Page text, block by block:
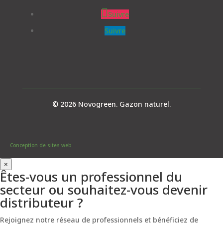
Suivre
Suivre
© 2026 Novogreen. Gazon naturel.
Conception de sites web
×
Êtes-vous un professionnel du
secteur ou souhaitez-vous devenir
distributeur ?
Rejoignez notre réseau de professionnels et bénéficiez de